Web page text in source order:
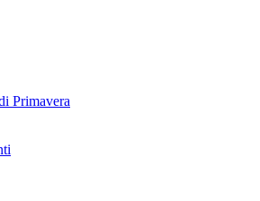
Primavera